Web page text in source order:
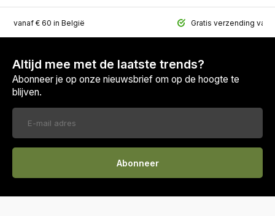
vanaf € 60 in België Gratis verzending
Altijd mee met de laatste trends?
Abonneer je op onze nieuwsbrief om op de hoogte te
blijven.
Abonneer